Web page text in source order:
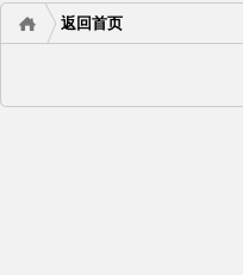
返回首页